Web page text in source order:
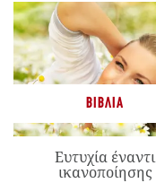
ΒΙΒΛΊΑ
Ευτυχία έναντι
ικανοποίησης